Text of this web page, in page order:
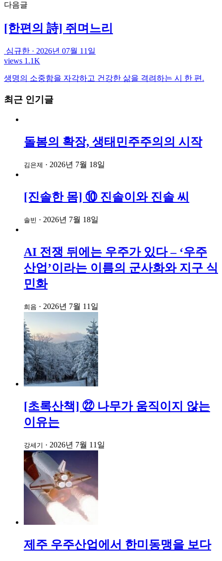
다음글
[한편의 詩] 쥐며느리
심규한 · 2026년 07월 11일
views 1.1K
생명의 소중함을 자각하고 건강한 삶을 격려하는 시 한 편.
최근 인기글
돌봄의 확장, 생태민주주의의 시작
김은제 · 2026년 7월 18일
[진솔한 몸] ⑩ 진솔이와 진솔 씨
솔빈 · 2026년 7월 18일
AI 전쟁 뒤에는 우주가 있다 – ‘우주
산업’이라는 이름의 군사화와 지구 식
민화
희음 · 2026년 7월 11일
[초록산책] ㉒ 나무가 움직이지 않는
이유는
강세기 · 2026년 7월 11일
제주 우주산업에서 한미동맹을 보다